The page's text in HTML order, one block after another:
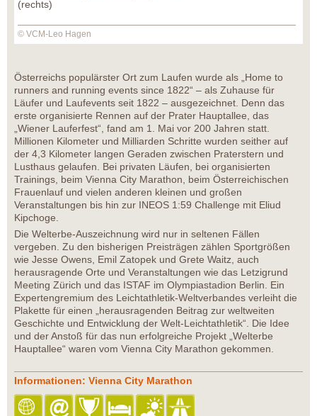
(rechts)
© VCM-Leo Hagen
Österreichs populärster Ort zum Laufen wurde als „Home to
runners and running events since 1822“ – als Zuhause für
Läufer und Laufevents seit 1822 – ausgezeichnet. Denn das
erste organisierte Rennen auf der Prater Hauptallee, das
„Wiener Lauferfest“, fand am 1. Mai vor 200 Jahren statt.
Millionen Kilometer und Milliarden Schritte wurden seither auf
der 4,3 Kilometer langen Geraden zwischen Praterstern und
Lusthaus gelaufen. Bei privaten Läufen, bei organisierten
Trainings, beim Vienna City Marathon, beim Österreichischen
Frauenlauf und vielen anderen kleinen und großen
Veranstaltungen bis hin zur INEOS 1:59 Challenge mit Eliud
Kipchoge.
Die Welterbe-Auszeichnung wird nur in seltenen Fällen
vergeben. Zu den bisherigen Preisträgen zählen Sportgrößen
wie Jesse Owens, Emil Zatopek und Grete Waitz, auch
herausragende Orte und Veranstaltungen wie das Letzigrund
Meeting Zürich und das ISTAF im Olympiastadion Berlin. Ein
Expertengremium des Leichtathletik-Weltverbandes verleiht die
Plakette für einen „herausragenden Beitrag zur weltweiten
Geschichte und Entwicklung der Welt-Leichtathletik“. Die Idee
und der Anstoß für das nun erfolgreiche Projekt „Welterbe
Hauptallee“ waren vom Vienna City Marathon gekommen.
Informationen: Vienna City Marathon